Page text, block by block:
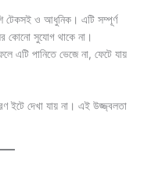
টেকসই ও আধুনিক। এটি সম্পূর্ণ
কোনো সুযোগ থাকে না।
এটি পানিতে ভেজে না, ফেটে যায়
ইটে দেখা যায় না। এই উজ্জ্বলতা